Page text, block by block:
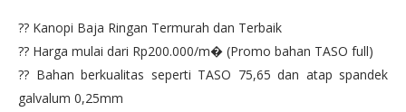
?? Kanopi Baja Ringan Termurah dan Terbaik
?? Harga mulai dari Rp200.000/m� (Promo bahan TASO full)
?? Bahan berkualitas seperti TASO 75,65 dan atap spandek
galvalum 0,25mm